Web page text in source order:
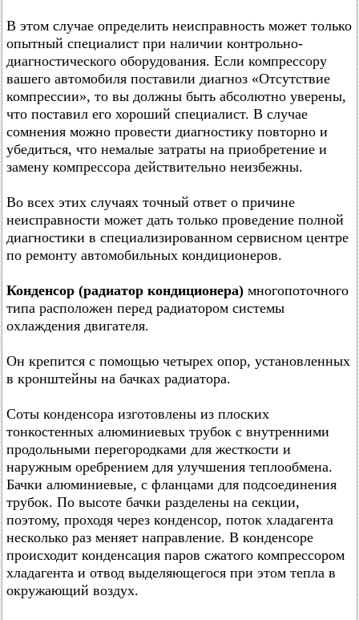
В этом случае определить неисправность может только
опытный специалист при наличии контрольно-
диагностического оборудования. Если компрессору
вашего автомобиля поставили диагноз «Отсутствие
компрессии», то вы должны быть абсолютно уверены,
что поставил его хороший специалист. В случае
сомнения можно провести диагностику повторно и
убедиться, что немалые затраты на приобретение и
замену компрессора действительно неизбежны.
Во всех этих случаях точный ответ о причине
неисправности может дать только проведение полной
диагностики в специализированном сервисном центре
по ремонту автомобильных кондиционеров.
Конденсор (радиатор кондиционера) многопоточного
типа расположен перед радиатором системы
охлаждения двигателя.
Он крепится с помощью четырех опор, установленных
в кронштейны на бачках радиатора.
Соты конденсора изготовлены из плоских
тонкостенных алюминиевых трубок с внутренними
продольными перегородками для жесткости и
наружным оребрением для улучшения теплообмена.
Бачки алюминиевые, с фланцами для подсоединения
трубок. По высоте бачки разделены на секции,
поэтому, проходя через конденсор, поток хладагента
несколько раз меняет направление. В конденсоре
происходит конденсация паров сжатого компрессором
хладагента и отвод выделяющегося при этом тепла в
окружающий воздух.